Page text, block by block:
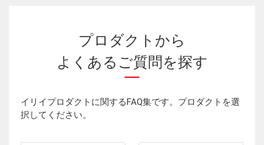
プロダクトから
よくあるご質問を探す
イリイプロダクトに関するFAQ集です。プロダクトを選
択してください。